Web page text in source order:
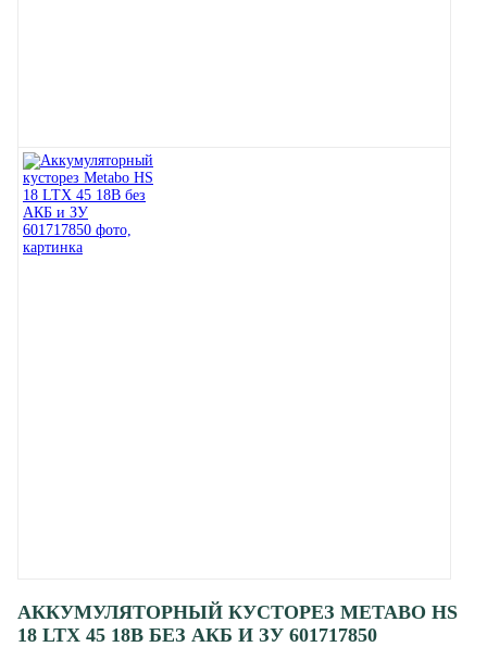
АККУМУЛЯТОРНЫЙ КУСТОРЕЗ METABO HS
18 LTX 45 18В БЕЗ АКБ И ЗУ 601717850